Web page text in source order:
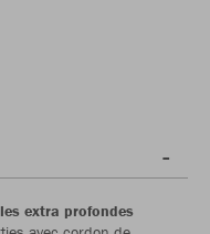
extra profondes